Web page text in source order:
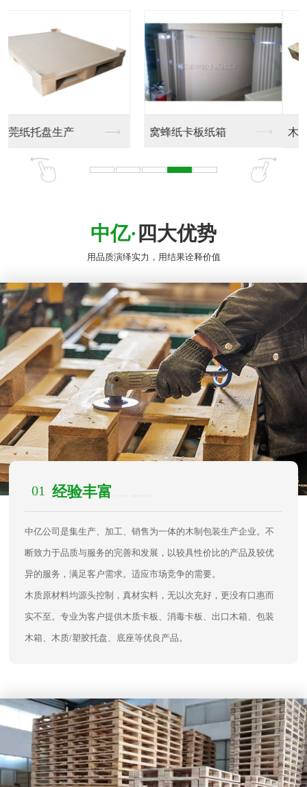
木栈板 木栈板生产加工
中亿· 四大优势
用品质演绎实力，用结果诠释价值
01 经验丰富
中亿公司是集生产、加工、销售为一体的木制包装生产企业。不
断致力于品质与服务的完善和发展，以较具性价比的产品及较优
异的服务，满足客户需求。适应市场竞争的需要。
木质原材料均源头控制，真材实料，无以次充好，更没有口惠而
实不至。专业为客户提供木质卡板、消毒卡板、出口木箱、包装
木箱、木质/塑胶托盘、底座等优良产品。